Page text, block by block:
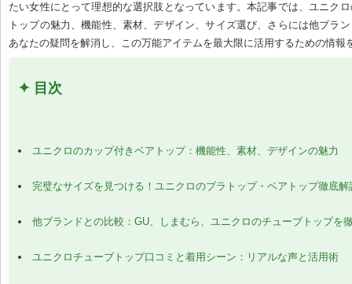
たい女性にとって理想的な選択肢となっています。本記事では、ユニク
トップの魅力、機能性、素材、デザイン、サイズ選び、さらには他ブラ
あなたの疑問を解消し、この万能アイテムを最大限に活用するための情報
✦ 目次
ユニクロのカップ付きベアトップ：機能性、素材、デザインの魅力
完璧なサイズを見つける！ユニクロのブラトップ・ベアトップ徹底解
他ブランドとの比較：GU、しまむら、ユニクロのチューブトップを
ユニクロチューブトップ口コミと着用シーン：リアルな声と活用術